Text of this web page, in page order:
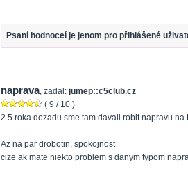
Psaní hodnoceí je jenom pro přihlášené
naprava, zadal: jumep::c5club.cz
( 9 / 10 )
2.5 roka dozadu sme tam davali robit napravu na
Az na par drobotin, spokojnost
cize ak mate niekto problem s danym typom